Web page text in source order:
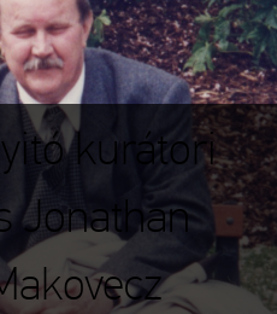
kurátori
Jonathan